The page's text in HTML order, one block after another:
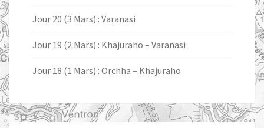
Jour 20 (3 Mars) : Varanasi
Jour 19 (2 Mars) : Khajuraho – Varanasi
Jour 18 (1 Mars) : Orchha – Khajuraho